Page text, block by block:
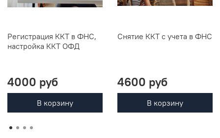
Регистрация ККТ в ФНС,
настройка ККТ ОФД
4000 руб
В корзину
Снятие ККТ с учета в ФНС
4600 руб
В корзину